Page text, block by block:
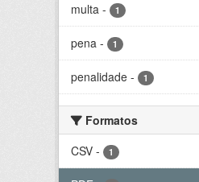
multa - 1
pena - 1
penalidade - 1
Formatos
CSV - 1